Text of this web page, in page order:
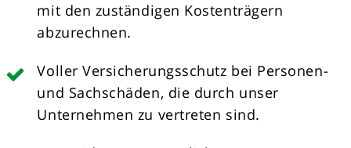
mit den zuständigen Kostenträgern
abzurechnen.
Voller Versicherungsschutz bei Personen-
und Sachschäden, die durch unser
Unternehmen zu vertreten sind.